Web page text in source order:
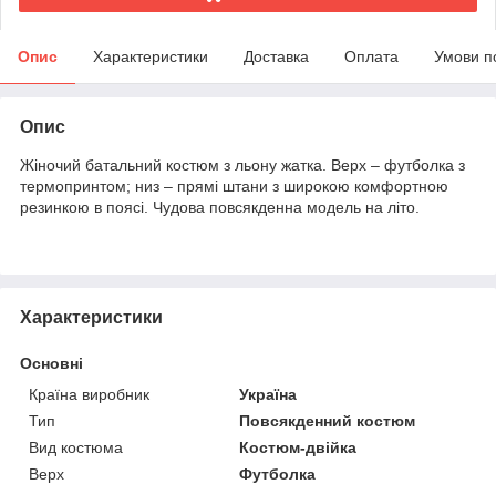
Опис Характеристики Доставка Оплата Умови
Опис
Жіночий батальний костюм з льону жатка. Верх – футболка з
термопринтом; низ – прямі штани з широкою комфортною
резинкою в поясі. Чудова повсякденна модель на літо.
Характеристики
Основні
Країна виробник
Україна
Тип
Повсякденний костюм
Вид костюма
Костюм-двійка
Верх
Футболка